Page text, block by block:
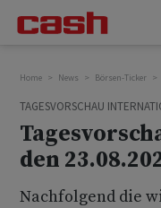
Home News Börsen-Ticker
TAGESVORSCHAU
den
Nachfolgend die